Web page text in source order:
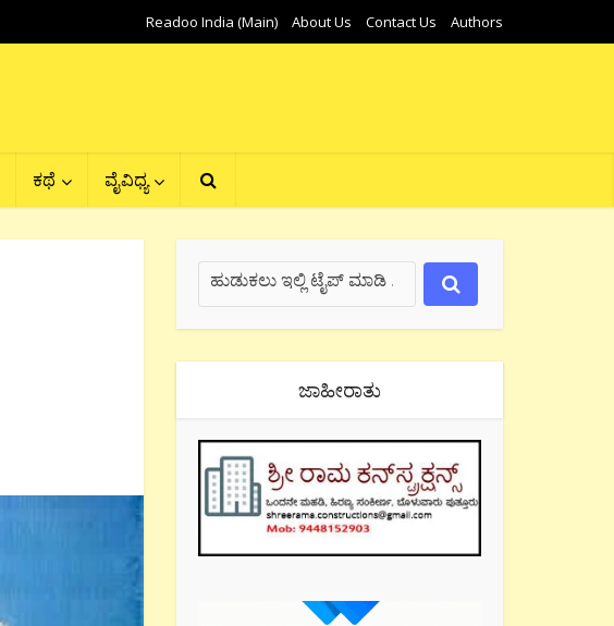
Readoo India (Main) About Us Contact Us Authors
ಕಥೆ ವೈವಿಧ್ಯ
ಜಾಹೀರಾತು